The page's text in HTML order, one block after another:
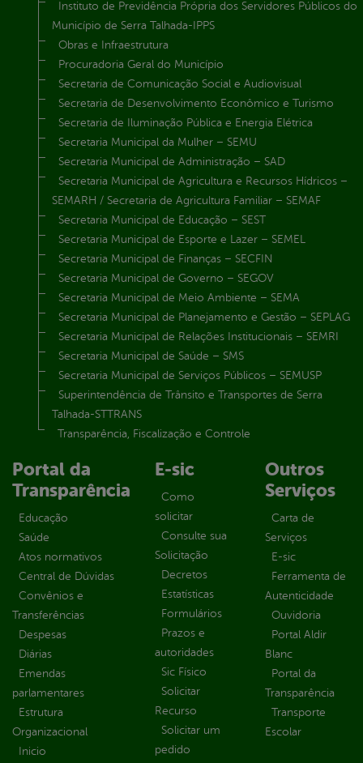
Instituto de Previdência Própria dos Servidores Públicos do
Município de Serra Talhada-IPPS
Obras e Infraestrutura
Procuradoria Geral do Município
Secretaria de Comunicação Social e Audiovisual
Secretaria de Desenvolvimento Econômico e Turismo
Secretaria de Iluminação Pública e Energia Elétrica
Secretaria Municipal da Mulher – SEMU
Secretaria Municipal de Administração – SAD
Secretaria Municipal de Agricultura e Recursos Hídricos –
SEMARH / Secretaria de Agricultura Familiar – SEMAF
Secretaria Municipal de Educação – SEST
Secretaria Municipal de Esporte e Lazer – SEMEL
Secretaria Municipal de Finanças – SECFIN
Secretaria Municipal de Governo – SEGOV
Secretaria Municipal de Meio Ambiente – SEMA
Secretaria Municipal de Planejamento e Gestão – SEPLAG
Secretaria Municipal de Relações Institucionais – SEMRI
Secretaria Municipal de Saúde – SMS
Secretaria Municipal de Serviços Públicos – SEMUSP
Superintendência de Trânsito e Transportes de Serra
Talhada-STTRANS
Transparência, Fiscalização e Controle
Portal da
Transparência
Educação
Saúde
Atos normativos
Central de Dúvidas
Convênios e
Transferências
Despesas
Diárias
Emendas
parlamentares
Estrutura
Organizacional
Inicio
E-sic
Como
solicitar
Consulte sua
Solicitação
Decretos
Estatísticas
Formulários
Prazos e
autoridades
Sic Físico
Solicitar
Recurso
Solicitar um
pedido
Outros
Serviços
Carta de
Serviços
E-sic
Ferramenta de
Autenticidade
Ouvidoria
Portal Aldir
Blanc
Portal da
Transparência
Transporte
Escolar